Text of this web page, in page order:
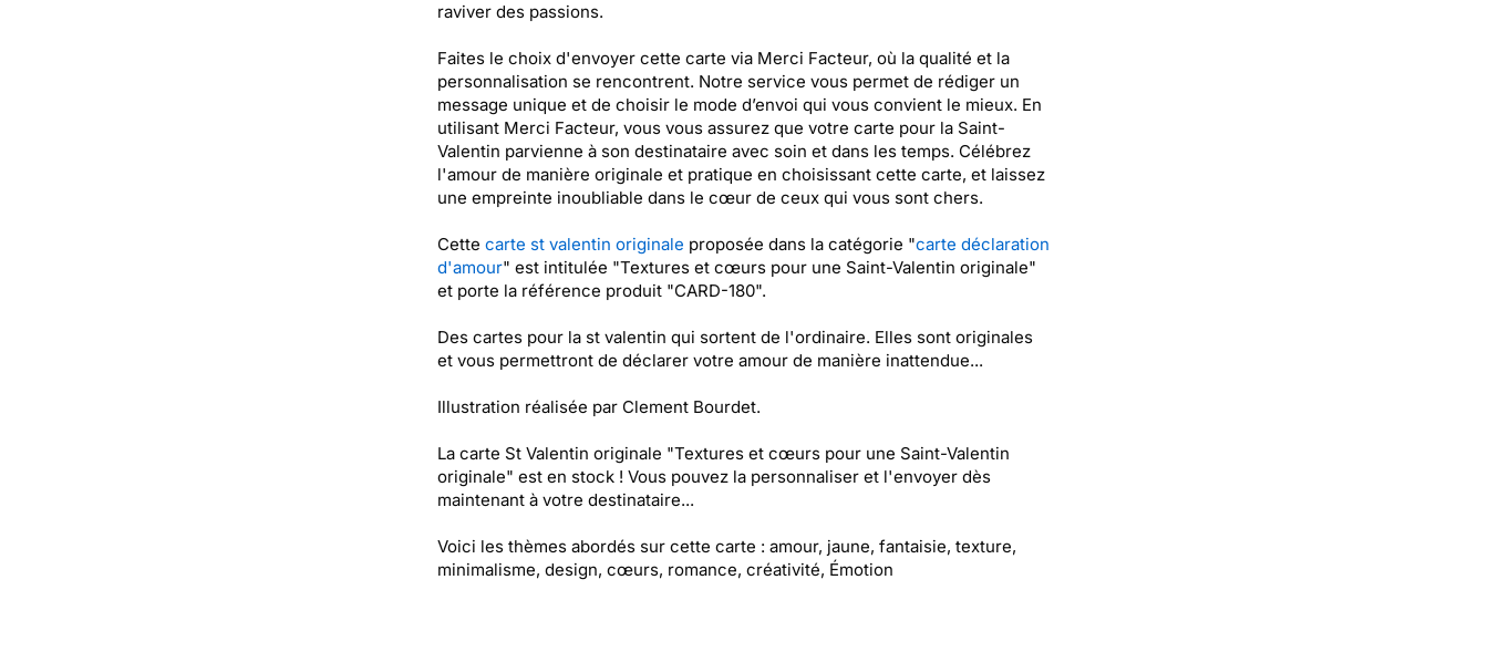
raviver des passions.
Faites le choix d'envoyer cette carte via Merci Facteur, où la qualité et la
personnalisation se rencontrent. Notre service vous permet de rédiger un
message unique et de choisir le mode d’envoi qui vous convient le mieux. En
utilisant Merci Facteur, vous vous assurez que votre carte pour la Saint-
Valentin parvienne à son destinataire avec soin et dans les temps. Célébrez
l'amour de manière originale et pratique en choisissant cette carte, et laissez
une empreinte inoubliable dans le cœur de ceux qui vous sont chers.
Cette carte st valentin originale proposée dans la catégorie "carte déclaration
d'amour" est intitulée "Textures et cœurs pour une Saint-Valentin originale"
et porte la référence produit "CARD-180".
Des cartes pour la st valentin qui sortent de l'ordinaire. Elles sont originales
et vous permettront de déclarer votre amour de manière inattendue...
Illustration réalisée par Clement Bourdet.
La carte St Valentin originale "Textures et cœurs pour une Saint-Valentin
originale" est en stock ! Vous pouvez la personnaliser et l'envoyer dès
maintenant à votre destinataire...
Voici les thèmes abordés sur cette carte : amour, jaune, fantaisie, texture,
minimalisme, design, cœurs, romance, créativité, Émotion